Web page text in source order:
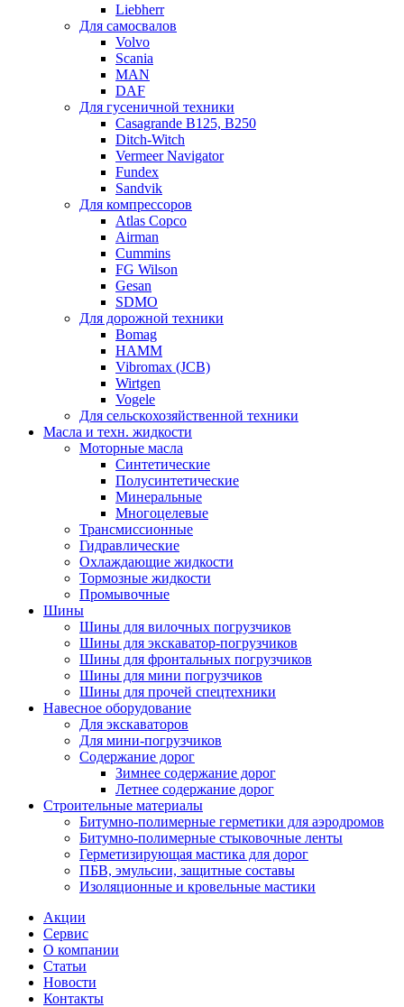
Liebherr
Для самосвалов
Volvo
Scania
MAN
DAF
Для гусеничной техники
Casagrande B125, B250
Ditch-Witch
Vermeer Navigator
Fundex
Sandvik
Для компрессоров
Atlas Copco
Airman
Cummins
FG Wilson
Gesan
SDMO
Для дорожной техники
Bomag
HAMM
Vibromax (JCB)
Wirtgen
Vogele
Для сельскохозяйственной техники
Масла и техн. жидкости
Моторные масла
Синтетические
Полусинтетические
Минеральные
Многоцелевые
Трансмиссионные
Гидравлические
Охлаждающие жидкости
Тормозные жидкости
Промывочные
Шины
Шины для вилочных погрузчиков
Шины для экскаватор-погрузчиков
Шины для фронтальных погрузчиков
Шины для мини погрузчиков
Шины для прочей спецтехники
Навесное оборудование
Для экскаваторов
Для мини-погрузчиков
Содержание дорог
Зимнее содержание дорог
Летнее содержание дорог
Строительные материалы
Битумно-полимерные герметики для аэродромов
Битумно-полимерные стыковочные ленты
Герметизирующая мастика для дорог
ПБВ, эмульсии, защитные составы
Изоляционные и кровельные мастики
Акции
Сервис
О компании
Статьи
Новости
Контакты